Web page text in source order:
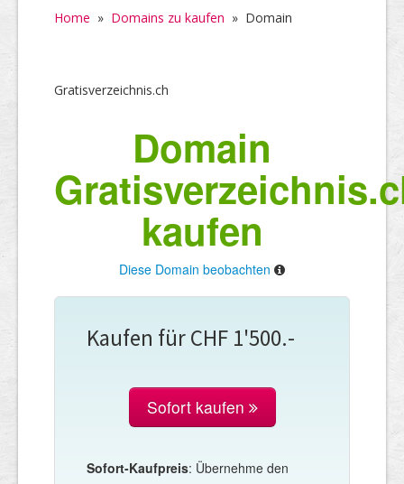
Home » Domains zu kaufen » Domain
Gratisverzeichnis.ch
Domain
kaufen
Diese Domain beobachten
Kaufen für CHF 1'500.-
Sofort kaufen
Sofort-Kaufpreis: Übernehme den